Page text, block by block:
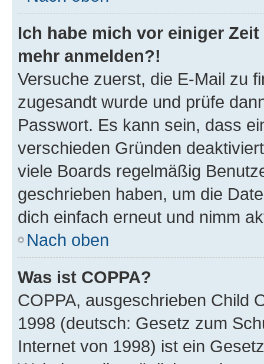
Ich habe mich vor einiger
mehr anmelden?!
Versuche zuerst, die E-Mail zu
zugesandt wurde und prüfe
Passwort. Es kann sein, dass
verschieden Gründen
viele Boards regelmäßig
geschrieben haben, um die
dich einfach erneut und nimm
Nach oben
Was ist COPPA?
COPPA, ausgeschrieben Child
1998 (deutsch: Gesetz zum
Internet von 1998) ist ein